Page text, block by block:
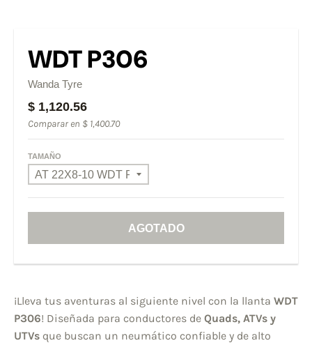
WDT P306
Wanda Tyre
$ 1,120.56
Comparar en $ 1,400.70
TAMAÑO
AGOTADO
¡Lleva tus aventuras al siguiente nivel con la llanta WDT
P306! Diseñada para conductores de Quads, ATVs y
UTVs que buscan un neumático confiable y de alto